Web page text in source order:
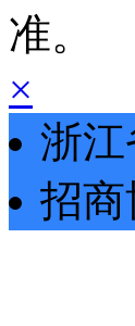
准。
×
浙江
招商